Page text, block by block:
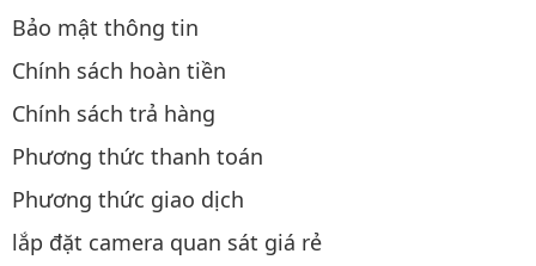
Bảo mật thông tin
Chính sách hoàn tiền
Chính sách trả hàng
Phương thức thanh toán
Phương thức giao dịch
lắp đặt camera quan sát giá rẻ